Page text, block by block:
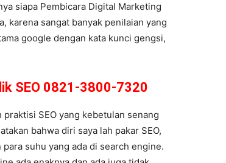
siapa Pembicara Digital Marketing
karena sangat banyak penilaian yang
google dengan kata kunci gengsi,
SEO 0821-3800-7320
SEO yang kebetulan senang
bahwa diri saya lah pakar SEO,
suhu yang ada di search engine.